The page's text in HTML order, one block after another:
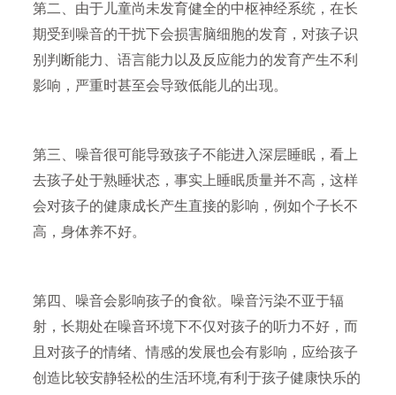
第二、由于儿童尚未发育健全的中枢神经系统，在长
期受到噪音的干扰下会损害脑细胞的发育，对孩子识
别判断能力、语言能力以及反应能力的发育产生不利
影响，严重时甚至会导致低能儿的出现。
第三、噪音很可能导致孩子不能进入深层睡眠，看上
去孩子处于熟睡状态，事实上睡眠质量并不高，这样
会对孩子的健康成长产生直接的影响，例如个子长不
高，身体养不好。
第四、噪音会影响孩子的食欲。噪音污染不亚于辐
射，长期处在噪音环境下不仅对孩子的听力不好，而
且对孩子的情绪、情感的发展也会有影响，应给孩子
创造比较安静轻松的生活环境,有利于孩子健康快乐的